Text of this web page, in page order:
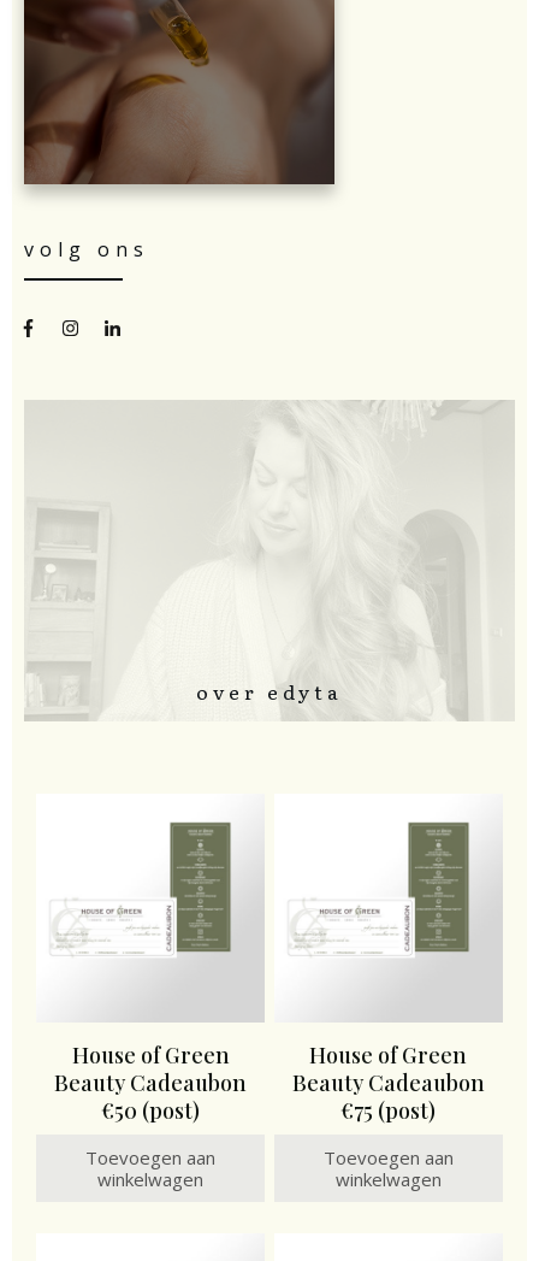
volg ons
over edyta
House of Green
Beauty Cadeaubon
€50 (post)
Toevoegen aan
winkelwagen
House of Green
Beauty Cadeaubon
€75 (post)
Toevoegen aan
winkelwagen